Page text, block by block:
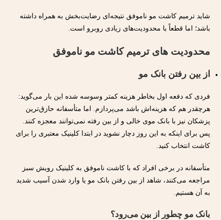
شاید ترمیم کاشت مو ناموفق نتیجه‌ای رضایت‌بخش به همراه داشته
باشد؛ اما قطعاً با محدودیت‌های زیادی روبرو است.
محدودیت های ترمیم کاشت مو ناموفق
از بین رفتن بانک مو
فردی که دفعه اول بخاطر هزینه کمتر وسوسه شده این بار می‌گوید:
هرچقدر هم که هزینه‌اش باشد می‌پردازم. اما متأسفانه حازق‌ترین
پزشکان نیز با بانک موی خالی و از بین رفته نمی‌توانند معجزه کنند.
پس برای اینکه به این روز دچار نشوید در ابتدا کلینیک معتبری را برای
کاشت انتخاب کنید.
متأسفانه در برخی افراد که با کاشت ناموفق به کلینیک رویش سبز
مراجعه می‌کنند، شاهد از بین رفتن بانک‌ مو یا وارد شدن آسیب شدید
به آن هستیم.
بانک مو چطور از بین می‌رود؟